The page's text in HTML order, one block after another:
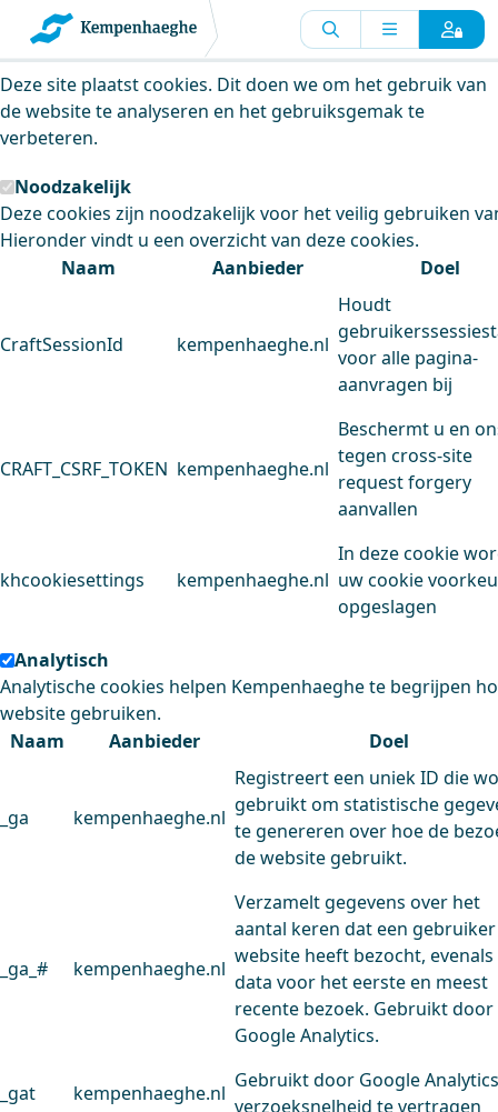
Kempenhaeghe maakt gebruik van
cookies
Deze site plaatst cookies. Dit doen we om het gebruik van
de website te analyseren en het gebruiksgemak te
verbeteren.
Noodzakelijk
Deze cookies zijn noodzakelijk voor het veilig gebruiken
Hieronder vindt u een overzicht van deze cookies.
Naam
Aanbieder Doel
CraftSessionId kempenhaeghe.nl
Houdt
voor alle pagina-
aanvragen bij
CRAFT_CSRF_TOKEN kempenhaeghe.nl
Beschermt u en
tegen cross-site
request forgery
aanvallen
khcookiesettings kempenhaeghe.nl
In deze cookie
uw cookie
opgeslagen
Analytisch
Analytische cookies helpen Kempenhaeghe te begrijpen
website gebruiken.
Naam
Aanbieder Doel
_ga kempenhaeghe.nl
Registreert een uniek ID die
gebruikt om statistische
te genereren over hoe de
de website gebruikt.
_ga_# kempenhaeghe.nl
Verzamelt gegevens over het
aantal keren dat een
website heeft bezocht, evenals
data voor het eerste en meest
recente bezoek. Gebruikt door
Google Analytics.
_gat kempenhaeghe.nl
Gebruikt door Google
verzoeksnelheid te vertragen